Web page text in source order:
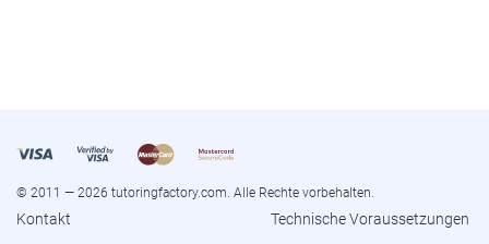
© 2011 — 2026 tutoringfactory.com. Alle Rechte vorbehalten.
Kontakt Technische Voraussetzungen